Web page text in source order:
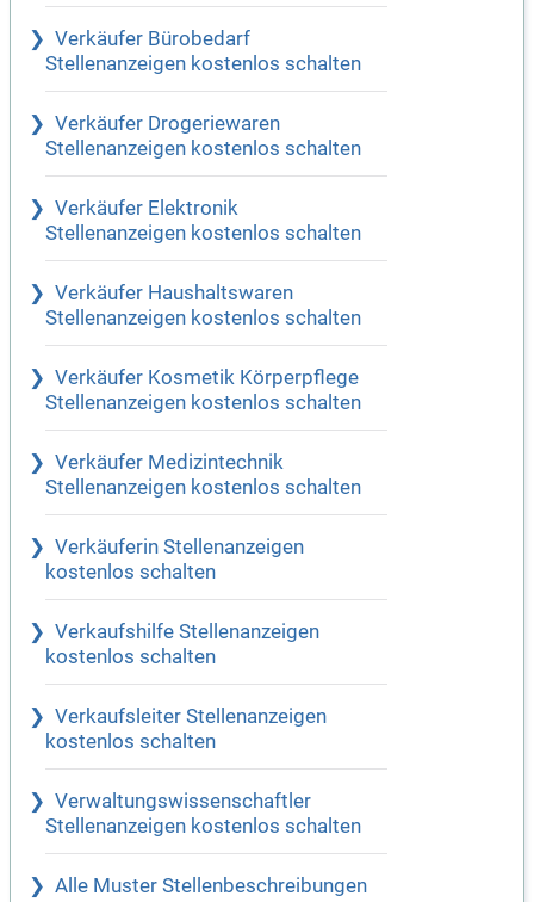
Verkäufer Bürobedarf
Stellenanzeigen kostenlos schalten
Verkäufer Drogeriewaren
Stellenanzeigen kostenlos schalten
Verkäufer Elektronik
Stellenanzeigen kostenlos schalten
Verkäufer Haushaltswaren
Stellenanzeigen kostenlos schalten
Verkäufer Kosmetik Körperpflege
Stellenanzeigen kostenlos schalten
Verkäufer Medizintechnik
Stellenanzeigen kostenlos schalten
Verkäuferin Stellenanzeigen
kostenlos schalten
Verkaufshilfe Stellenanzeigen
kostenlos schalten
Verkaufsleiter Stellenanzeigen
kostenlos schalten
Verwaltungswissenschaftler
Stellenanzeigen kostenlos schalten
Alle Muster Stellenbeschreibungen